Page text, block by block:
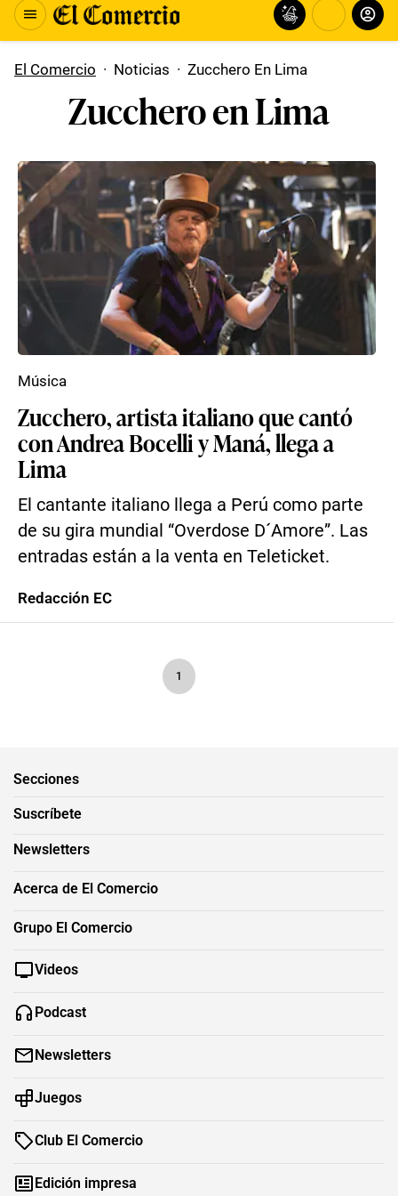
El Comercio · Noticias · Zucchero En Lima
Zucchero en Lima
Zucchero, artista italiano que cantó
con Andrea Bocelli y Maná, llega a
Lima
El cantante italiano llega a Perú como parte
de su gira mundial “Overdose D´Amore”. Las
entradas están a la venta en Teleticket.
Música
Redacción EC
1
Secciones
Suscríbete
Newsletters
Acerca de El Comercio
Grupo El Comercio
Videos
Podcast
Newsletters
Juegos
Club El Comercio
Edición impresa